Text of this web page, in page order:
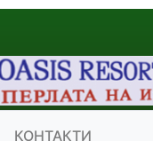
КОНТАКТИ